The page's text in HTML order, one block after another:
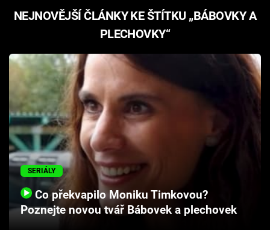
Filmy
Seriály
Hry
Cool Esport
Pořady
NEJNOVĚJŠÍ ČLÁNKY KE ŠTÍTKU „BÁBOVKY A
PLECHOVKY“
SERIÁLY
Co překvapilo Moniku Timkovou?
Poznejte novou tvář Bábovek a plechovek